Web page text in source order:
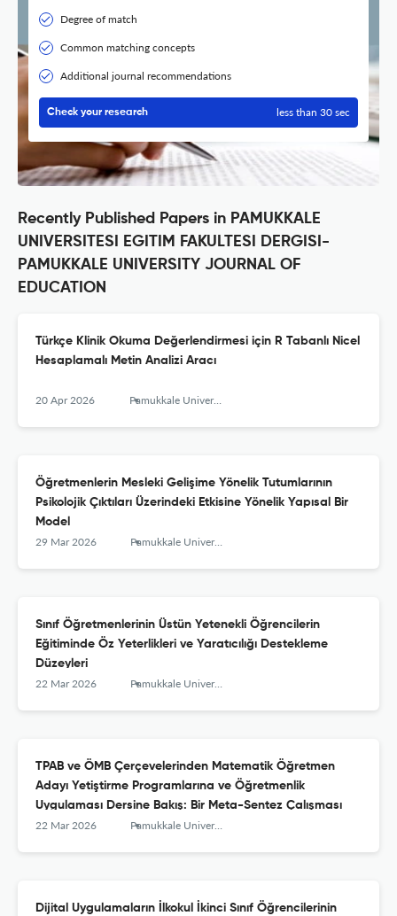
Degree of match
Common matching concepts
Additional journal recommendations
Check your research less than 30 sec
Recently Published Papers in PAMUKKALE
UNIVERSITESI EGITIM FAKULTESI DERGISI-
PAMUKKALE UNIVERSITY JOURNAL OF
EDUCATION
Türkçe Klinik Okuma Değerlendirmesi için R Tabanlı Nicel
Hesaplamalı Metin Analizi Aracı
20 Apr 2026 Pamukkale University Journal of Education
Öğretmenlerin Mesleki Gelişime Yönelik Tutumlarının
Psikolojik Çıktıları Üzerindeki Etkisine Yönelik Yapısal Bir
Model
29 Mar 2026 Pamukkale University Journal of Education
Sınıf Öğretmenlerinin Üstün Yetenekli Öğrencilerin
Eğitiminde Öz Yeterlikleri ve Yaratıcılığı Destekleme
Düzeyleri
22 Mar 2026 Pamukkale University Journal of Education
TPAB ve ÖMB Çerçevelerinden Matematik Öğretmen
Adayı Yetiştirme Programlarına ve Öğretmenlik
Uygulaması Dersine Bakış: Bir Meta-Sentez Çalışması
22 Mar 2026 Pamukkale University Journal of Education
Dijital Uygulamaların İlkokul İkinci Sınıf Öğrencilerinin